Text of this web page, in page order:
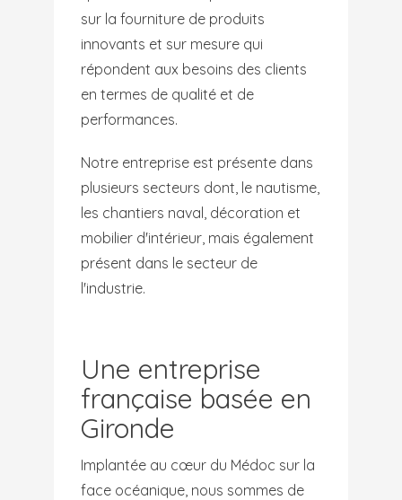
sur la fourniture de produits
innovants et sur mesure qui
répondent aux besoins des clients
en termes de qualité et de
performances.
Notre entreprise est présente dans
plusieurs secteurs dont, le nautisme,
les chantiers naval, décoration et
mobilier d'intérieur, mais également
présent dans le secteur de
l'industrie.
Une entreprise
française basée en
Gironde
Implantée au cœur du Médoc sur la
face océanique, nous sommes de